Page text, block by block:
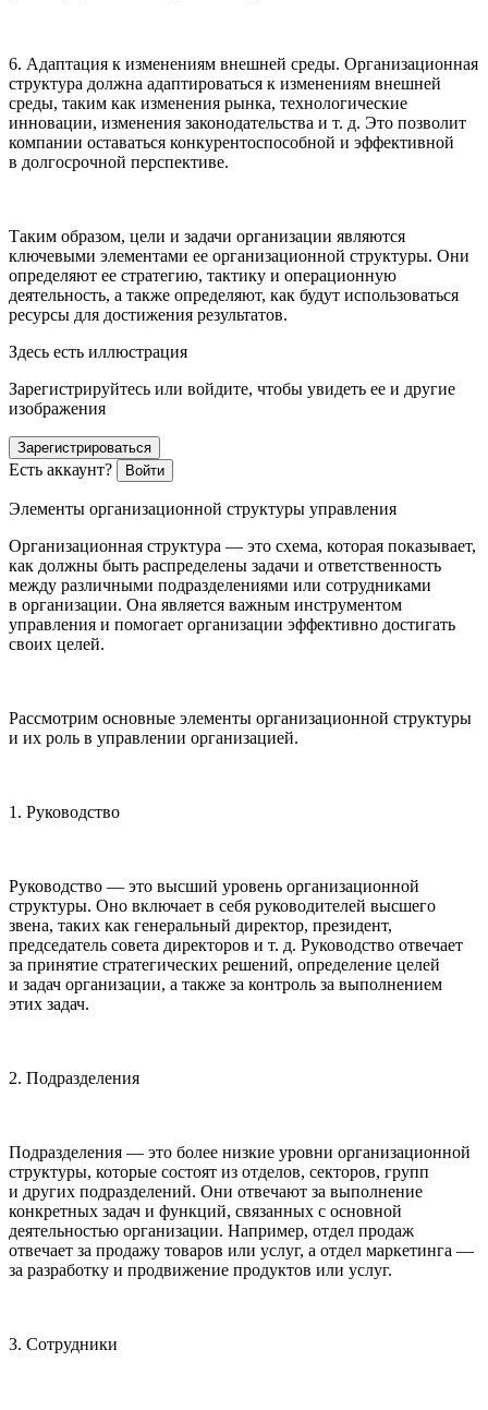
6. Адаптация к изменениям внешней среды. Организационная
структура должна адаптироваться к изменениям внешней
среды, таким как изменения рынка, технологические
инновации, изменения законодательства и т. д. Это позволит
компании оставаться конкурентоспособной и эффективной
в долгосрочной перспективе.
Таким образом, цели и задачи организации являются
ключевыми элементами ее организационной структуры. Они
определяют ее стратегию, тактику и операционную
деятельность, а также определяют, как будут использоваться
ресурсы для достижения результатов.
Здесь есть иллюстрация
Зарегистрируйтесь или войдите, чтобы увидеть ее и другие
изображения
Зарегистрироваться
Есть аккаунт? Войти
Элементы организационной структуры управления
Организационная структура — это схема, которая показывает,
как должны быть распределены задачи и ответственность
между различными подразделениями или сотрудниками
в организации. Она является важным инструментом
управления и помогает организации эффективно достигать
своих целей.
Рассмотрим основные элементы организационной структуры
и их роль в управлении организацией.
1. Руководство
Руководство — это высший уровень организационной
структуры. Оно включает в себя руководителей высшего
звена, таких как генеральный директор, президент,
председатель совета директоров и т. д. Руководство отвечает
за принятие стратегических решений, определение целей
и задач организации, а также за контроль за выполнением
этих задач.
2. Подразделения
Подразделения — это более низкие уровни организационной
структуры, которые состоят из отделов, секторов, групп
и других подразделений. Они отвечают за выполнение
конкретных задач и функций, связанных с основной
деятельностью организации. Например, отдел продаж
отвечает за продажу товаров или услуг, а отдел маркетинга —
за разработку и продвижение продуктов или услуг.
3. Сотрудники